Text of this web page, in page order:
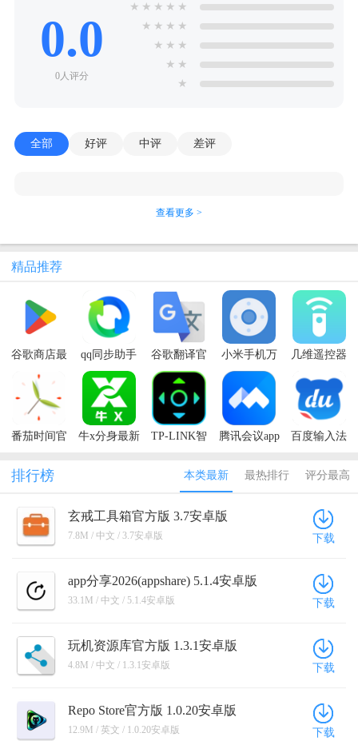
0.0
0人评分
★ ★ ★ ★ ★
★ ★ ★ ★
★ ★ ★
★ ★
★
全部 好评 中评 差评
查看更多 >
精品推荐
谷歌商店最
2026(Google
Play商店)
qq同步助手
app
谷歌翻译官
方免费版
小米手机万
能遥控app
几维遥控器
番茄时间官
牛x分身最新
TP-LINK智
腾讯会议app
百度输入法
2026
排行榜 本类最新 最热排行 评分最高
玄戒工具箱官方版 3.7安卓版
7.8M / 中文 / 3.7安卓版 下载
app分享2026(appshare) 5.1.4安卓版
33.1M / 中文 / 5.1.4安卓版 下载
玩机资源库官方版 1.3.1安卓版
4.8M / 中文 / 1.3.1安卓版 下载
Repo Store官方版 1.0.20安卓版
12.9M / 英文 / 1.0.20安卓版 下载